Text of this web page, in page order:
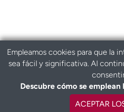
Empleamos cookies para que la
sea fácil y significativa. Al
Descubre cómo se
ACEPTAR